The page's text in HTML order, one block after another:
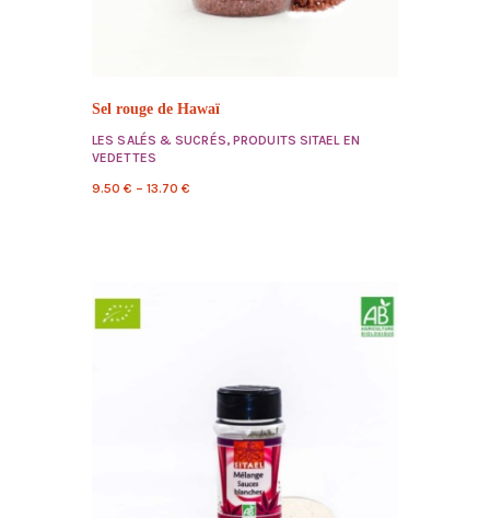
Sel rouge de Hawaï
LES SALÉS & SUCRÉS,PRODUITS SITAEL EN
VEDETTES
9.50 € – 13.70 €